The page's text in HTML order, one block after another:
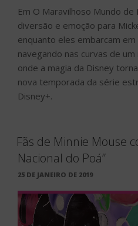
Em O Maravilhoso Mundo
diversão e emoção para
enquanto eles embarcam
navegando nas curvas de
onde a magia da Disney
nova temporada da série
Disney+.
Fãs de Minnie Mouse
Nacional do Poá”
PUBLICADO
25 DE JANEIRO DE 2019